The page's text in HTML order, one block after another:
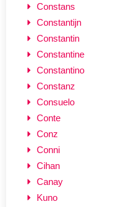
Constans
Constantijn
Constantin
Constantine
Constantino
Constanz
Consuelo
Conte
Conz
Conni
Cihan
Canay
Kuno